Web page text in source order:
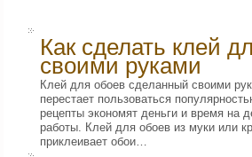
Как сделать клей
своими руками
Клей для обоев сделанный своими
перестает пользоваться
рецепты экономят деньги и время на
работы. Клей для обоев из муки или
приклеивает обои…